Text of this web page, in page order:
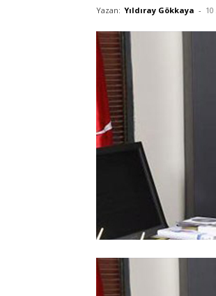
Yazan: Yıldıray Gökkaya -